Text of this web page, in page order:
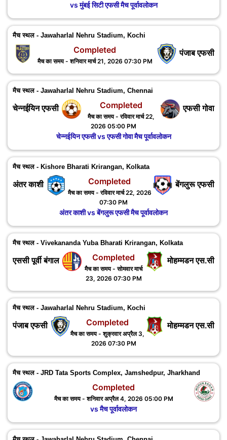
vs मुंबई सिटी एफसी मैच पूर्वावलोकन
मैच स्थल - Jawaharlal Nehru Stadium, Kochi
पंजाब एफसी
Completed
मैच का समय - शनिवार मार्च 21, 2026 07:30 PM
मैच स्थल - Jawaharlal Nehru Stadium, Chennai
चेन्नईयिन एफसी एफसी गोवा
Completed
मैच का समय - रविवार मार्च 22,
2026 05:00 PM
चेन्नईयिन एफसी vs एफसी गोवा मैच पूर्वावलोकन
मैच स्थल - Kishore Bharati Krirangan, Kolkata
अंतर काशी बेंगलुरू एफसी
Completed
मैच का समय - रविवार मार्च 22, 2026
07:30 PM
अंतर काशी vs बेंगलुरू एफसी मैच पूर्वावलोकन
मैच स्थल - Vivekananda Yuba Bharati Krirangan, Kolkata
एससी पूर्वी बंगाल मोहम्मडन एस.सी
Completed
मैच का समय - सोमवार मार्च
23, 2026 07:30 PM
मैच स्थल - Jawaharlal Nehru Stadium, Kochi
पंजाब एफसी मोहम्मडन एस.सी
Completed
मैच का समय - शुक्रवार अप्रैल 3,
2026 07:30 PM
मैच स्थल - JRD Tata Sports Complex, Jamshedpur, ‎Jharkhand
Completed
मैच का समय - शनिवार अप्रैल 4, 2026 05:00 PM
vs मैच पूर्वावलोकन